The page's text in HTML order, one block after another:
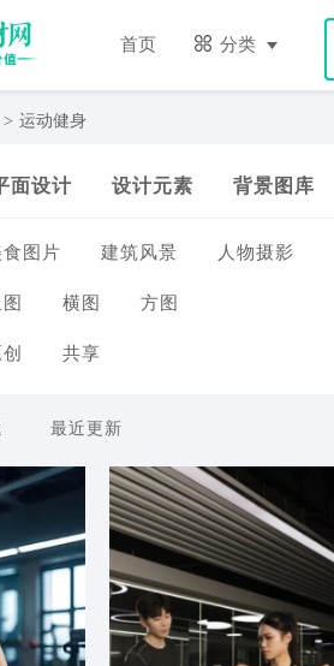
首页 分类
> 运动健身
面设计 设计元素 背景图库
食图片 建筑风景 人物摄影
横图 方图
共享
最近更新